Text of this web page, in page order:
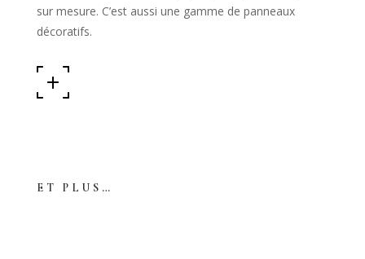
sur mesure. C’est aussi une gamme de panneaux
décoratifs.
ET PLUS…